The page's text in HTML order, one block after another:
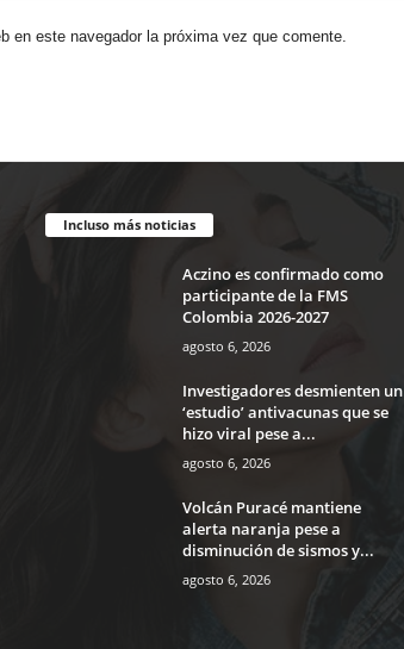
en este navegador la próxima vez que comente.
Incluso más noticias
Aczino es confirmado como
participante de la FMS
Colombia 2026-2027
agosto 6, 2026
Investigadores desmienten un
‘estudio’ antivacunas que se
hizo viral pese a...
agosto 6, 2026
Volcán Puracé mantiene
alerta naranja pese a
disminución de sismos y...
agosto 6, 2026